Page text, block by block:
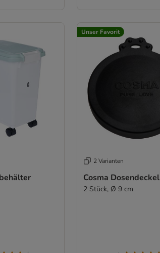
Unser Favorit
2 Varianten
Cosma Dosendeckel
2 Stück, Ø 9 cm